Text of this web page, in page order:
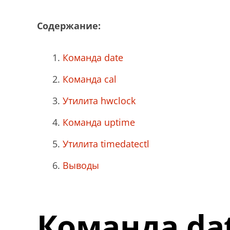
Содержание:
Команда date
Команда cal
Утилита hwclock
Команда uptime
Утилита timedatectl
Выводы